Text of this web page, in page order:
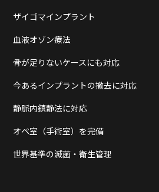
ザイゴマインプラント
血液オゾン療法
骨が足りないケースにも対応
今あるインプラントの撤去に対応
静脈内鎮静法に対応
オペ室（手術室）を完備
世界基準の滅菌・衛生管理